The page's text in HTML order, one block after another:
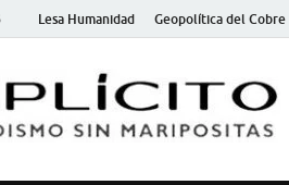
Lesa Humanidad Geopolítica del Cobre